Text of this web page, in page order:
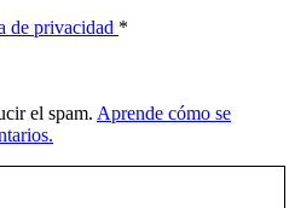
de privacidad *
el spam. Aprende cómo se